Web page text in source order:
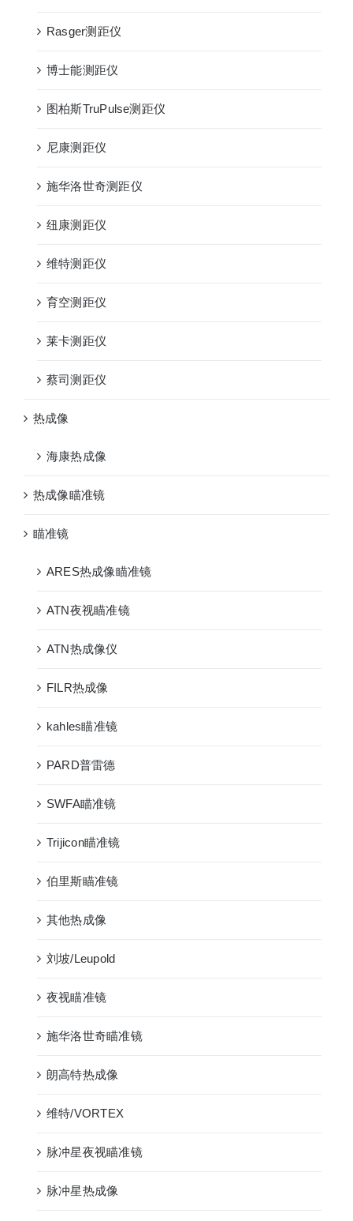
Rasger测距仪
博士能测距仪
图柏斯TruPulse测距仪
尼康测距仪
施华洛世奇测距仪
纽康测距仪
维特测距仪
育空测距仪
莱卡测距仪
蔡司测距仪
热成像
海康热成像
热成像瞄准镜
瞄准镜
ARES热成像瞄准镜
ATN夜视瞄准镜
ATN热成像仪
FILR热成像
kahles瞄准镜
PARD普雷德
SWFA瞄准镜
Trijicon瞄准镜
伯里斯瞄准镜
其他热成像
刘坡/Leupold
夜视瞄准镜
施华洛世奇瞄准镜
朗高特热成像
维特/VORTEX
脉冲星夜视瞄准镜
脉冲星热成像